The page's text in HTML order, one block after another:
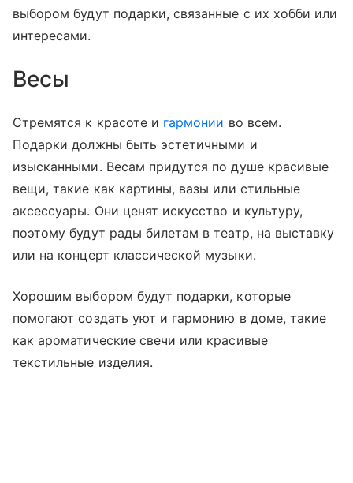
выбором будут подарки, связанные с их хобби или
интересами.
Весы
Стремятся к красоте и гармонии во всем.
Подарки должны быть эстетичными и
изысканными. Весам придутся по душе красивые
вещи, такие как картины, вазы или стильные
аксессуары. Они ценят искусство и культуру,
поэтому будут рады билетам в театр, на выставку
или на концерт классической музыки.
Хорошим выбором будут подарки, которые
помогают создать уют и гармонию в доме, такие
как ароматические свечи или красивые
текстильные изделия.